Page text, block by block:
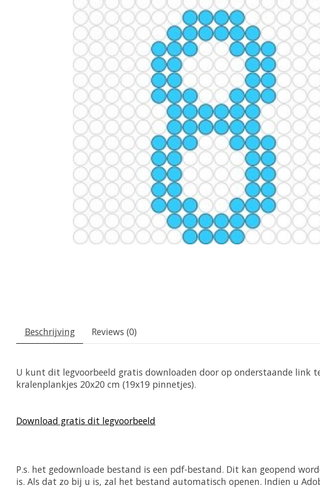
Beschrijving Reviews (0)
U kunt dit legvoorbeeld gratis downloaden door op onderstaande link
kralenplankjes 20x20 cm (19x19 pinnetjes).
Download gratis dit legvoorbeeld
P.s. het gedownloade bestand is een pdf-bestand. Dit kan geopend
is. Als dat zo bij u is, zal het bestand automatisch openen. Indien u